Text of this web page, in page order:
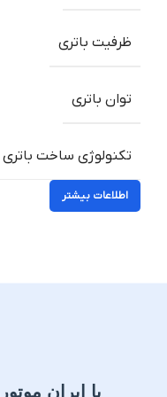
ظرفیت باتری
توان باتری
تکنولوژی ساخت باتری
اطلاعات بیشتر
با ایران